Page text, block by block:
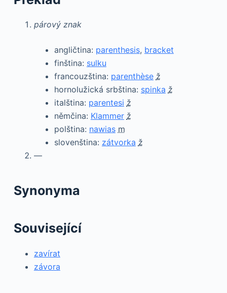
párový znak
angličtina: parenthesis, bracket
finština: sulku
francouzština: parenthèse ž
hornolužická srbština: spinka ž
italština: parentesi ž
němčina: Klammer ž
polština: nawias m
slovenština: zátvorka ž
—
Synonyma
Související
zavírat
závora